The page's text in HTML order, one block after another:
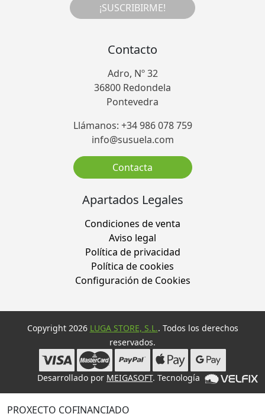
¡SUSCRIBIRME!
Contacto
Adro, Nº 32
36800 Redondela
Pontevedra
Llámanos: +34 986 078 759
info@susuela.com
Contacta
Apartados Legales
Condiciones de venta
Aviso legal
Política de privacidad
Política de cookies
Configuración de Cookies
Copyright 2026 LUGA STORE, S.L.. Todos los derechos
reservados.
Desarrollado por MEIGASOFT. Tecnología
PROXECTO COFINANCIADO